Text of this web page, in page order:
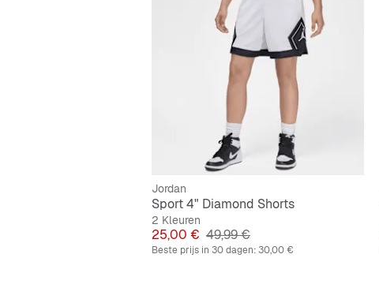
Jordan
Sport 4" Diamond Shorts
2 Kleuren
Prijs
25,00 € Originele Prijs
49,99 €
Beste prijs in 30 dagen:30,00 €